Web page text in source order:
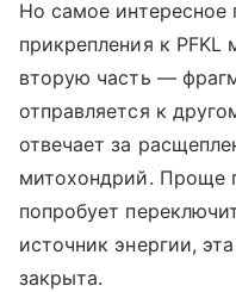
Но самое
прикрепления к
вторую часть —
отправляется к
отвечает за
митохондрий. Проще
попробует
источник энергии,
закрыта.